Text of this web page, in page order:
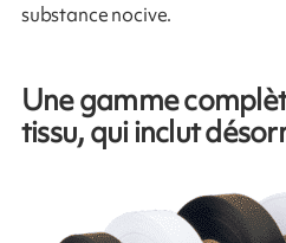
substance nocive.
Une gamme
tissu, qui inclut